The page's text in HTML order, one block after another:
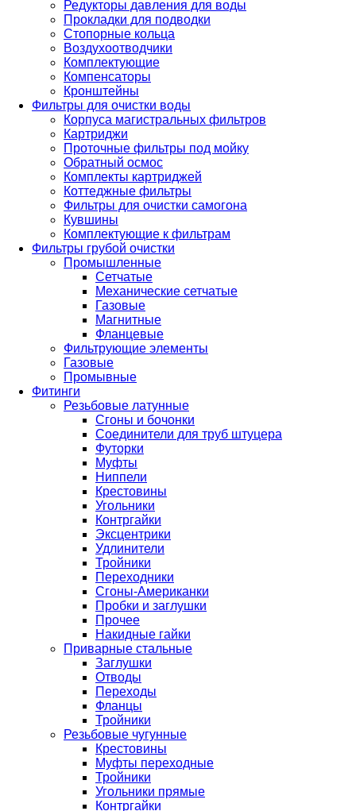
Редукторы давления для воды
Прокладки для подводки
Стопорные кольца
Воздухоотводчики
Комплектующие
Компенсаторы
Кронштейны
Фильтры для очистки воды
Корпуса магистральных фильтров
Картриджи
Проточные фильтры под мойку
Обратный осмос
Комплекты картриджей
Коттеджные фильтры
Фильтры для очистки самогона
Кувшины
Комплектующие к фильтрам
Фильтры грубой очистки
Промышленные
Сетчатые
Механические сетчатые
Газовые
Магнитные
Фланцевые
Фильтрующие элементы
Газовые
Промывные
Фитинги
Резьбовые латунные
Сгоны и бочонки
Соединители для труб штуцера
Футорки
Муфты
Ниппели
Крестовины
Угольники
Контргайки
Эксцентрики
Удлинители
Тройники
Переходники
Сгоны-Американки
Пробки и заглушки
Прочее
Накидные гайки
Приварные стальные
Заглушки
Отводы
Переходы
Фланцы
Тройники
Резьбовые чугунные
Крестовины
Муфты переходные
Тройники
Угольники прямые
Контргайки